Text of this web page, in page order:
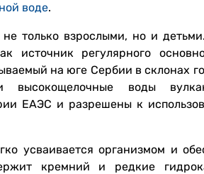
воде.
только взрослыми, но и
источник регулярного
на юге Сербии в склонах
воды
ЕАЭС и разрешены к
усваивается организмом и
кремний и редкие